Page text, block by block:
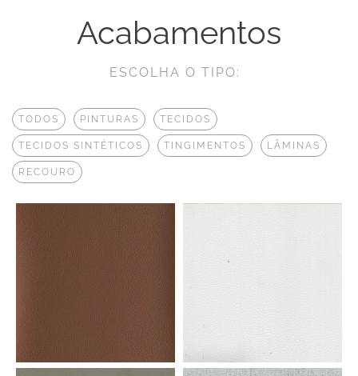
Acabamentos
ESCOLHA O TIPO:
TODOS PINTURAS TECIDOS
TECIDOS SINTÉTICOS TINGIMENTOS LÂMINAS
RECOURO